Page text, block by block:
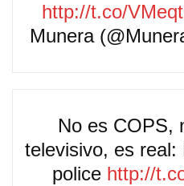
http://t.co/
Munera
No es COPS,
televisivo, es real:
police http://